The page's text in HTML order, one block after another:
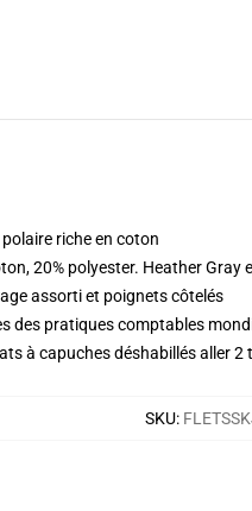
riche en coton
20% polyester. Heather
assorti et poignets côtelés
des pratiques comptables
à capuches déshabillés aller 2
SKU: